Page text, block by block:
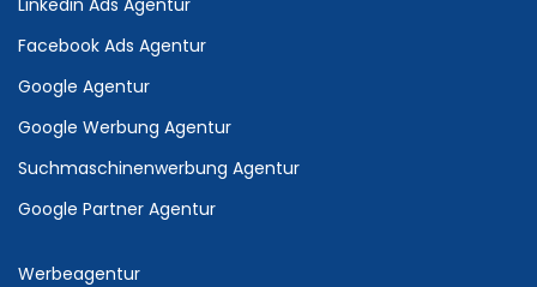
Facebook Ads Agentur
Google Agentur
Google Werbung Agentur
Suchmaschinenwerbung Agentur
Google Partner Agentur
Werbeagentur